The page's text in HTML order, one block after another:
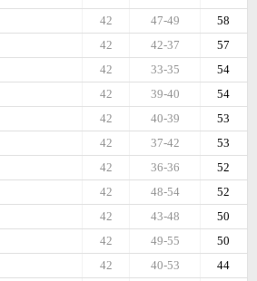
58
47-49
42
57
42-37
42
54
33-35
42
54
39-40
42
53
40-39
42
53
37-42
42
52
36-36
42
52
48-54
42
50
43-48
42
50
49-55
42
44
40-53
42